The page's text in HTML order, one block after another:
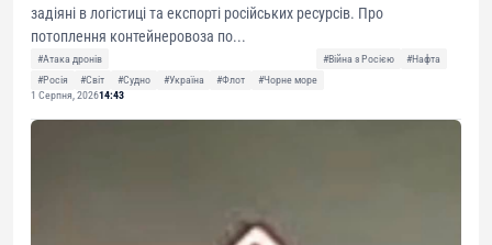
задіяні в логістиці та експорті російських ресурсів. Про
потоплення контейнеровоза по...
#Атака дронів #Війна з Росією
#Нафта
#Росія
#Світ #Судно #Україна #Флот
#Чорне море
1 Серпня, 202614:43